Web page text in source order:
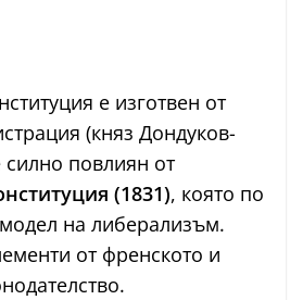
е изготвен от
(княз Дондуков-
силно повлиян от
(1831), която по
на либерализъм.
от френското и